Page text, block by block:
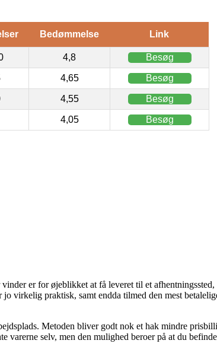
Bedømmelse Link
4,8 Besøg
4,65 Besøg
4,55 Besøg
4,05 Besøg
er for øjeblikket at få leveret til et afhentningssted,
virkelig praktisk, samt endda tilmed den mest
Metoden bliver godt nok et hak mindre
selv, men den mulighed beroer på at du